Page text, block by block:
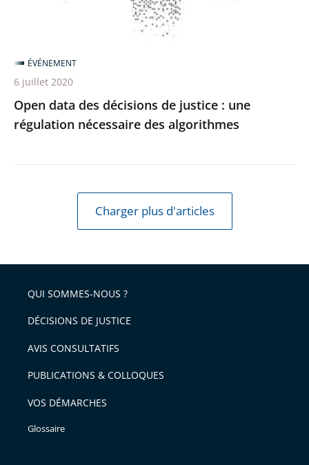
des
algorithmes
Open data des décisions de justice : une
régulation nécessaire des algorithmes
ÉVÉNEMENT
6 juillet 2020
Charger plus d'articles
QUI SOMMES-NOUS ?
DÉCISIONS DE JUSTICE
AVIS CONSULTATIFS
PUBLICATIONS & COLLOQUES
VOS DÉMARCHES
Glossaire